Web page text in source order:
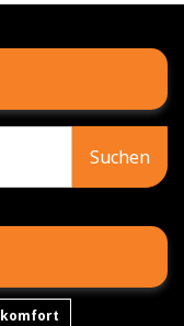
komfort